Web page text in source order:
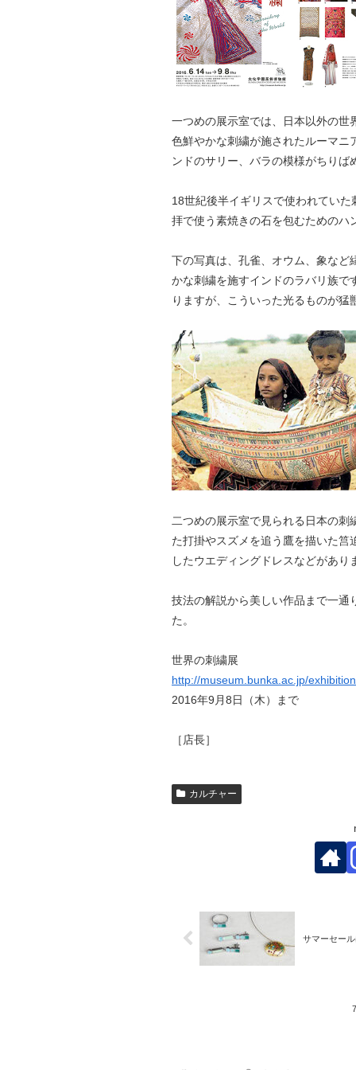
一つめの展示室では、日本以外の世
色鮮やかな刺繍が施されたルーマニ
ンドのサリー、バラの模様がちりば
18世紀後半イギリスで使われてい
拝で使う素焼きの石を包むためのハ
下の写真は、孔雀、オウム、象など
かな刺繍を施すインドのラバリ族で
りますが、こういった光るものが猛
二つめの展示室で見られる日本の
た打掛やスズメを追う鷹を描いた筥
したウエディングドレスなどがあり
技法の解説から美しい作品まで一通
た。
世界の刺繍展
http://museum.bunka.ac.jp/
2016年9月8日（木）まで
［店長］
カルチャー
サマーセー